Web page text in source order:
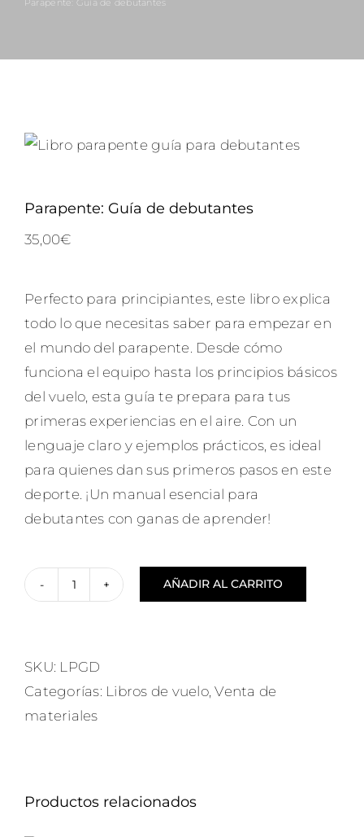
FAQ
Parapente: Guía de debutantes
Parapente: Guía de debutantes
35,00€
Perfecto para principiantes, este libro explica
todo lo que necesitas saber para empezar en
el mundo del parapente. Desde cómo
funciona el equipo hasta los principios básicos
del vuelo, esta guía te prepara para tus
primeras experiencias en el aire. Con un
lenguaje claro y ejemplos prácticos, es ideal
para quienes dan sus primeros pasos en este
deporte. ¡Un manual esencial para
debutantes con ganas de aprender!
Parapente:
debutantes
cantidad
AÑADIR AL CARRITO
SKU: LPGD
Categorías: Libros de vuelo,Venta de
materiales
Productos relacionados